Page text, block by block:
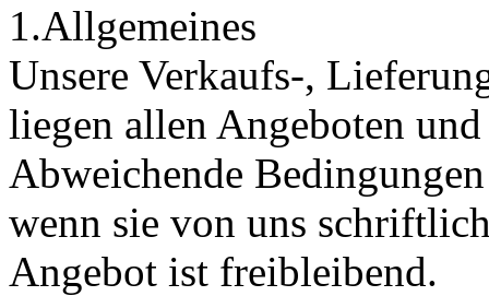
1.Allgemeines
Unsere Verkaufs-,
liegen allen Angeboten
Abweichende
wenn sie von uns
Angebot ist freibleibend.